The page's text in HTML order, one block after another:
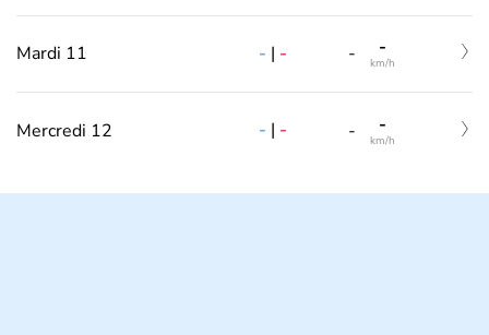
Mardi 11 - | - - -
km/h
Mercredi 12 - | - - -
km/h